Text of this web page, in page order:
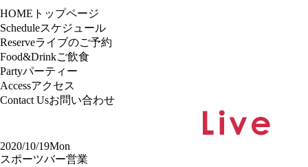
HOME トップページ
Scheduleスケジュール
Reserveライブのご予約
Food&Drinkご飲食
Partyパーティー
Accessアクセス
Contact Usお問い合わせ
2020/10/19Mon
スポーツバー営業